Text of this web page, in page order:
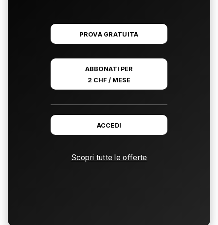
PROVA GRATUITA
ABBONATI PER
2 CHF / MESE
ACCEDI
Scopri tutte le offerte